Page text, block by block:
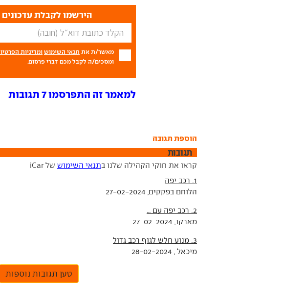
הירשמו לקבלת
מאשר/ת את תנאי השימושומדיניות
ומסכים/ה לקבל מכם דברי פרסום.
למאמר זה התפרסמו 7 תגובות
הוספת תגובה
תגובות
קראו את חוקי הקהילה שלנו בתנאי השימוש של iCar
1. רכב יפה
הלוחם בפקקים, 27-02-2024
2. רכב יפה עם …
מארקו, 27-02-2024
3. מנוע חלש לגוף רכב גדול
מיכאל , 28-02-2024
טען תגובות נוספות